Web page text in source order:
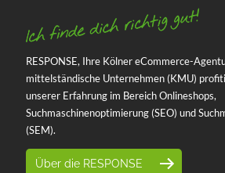
RESPONSE, Ihre Kölner eCommerce-
mittelständische Unternehmen (KMU)
unserer Erfahrung im Bereich Onlineshops,
Suchmaschinenoptimierung (SEO) und
(SEM).
Über die RESPONSE